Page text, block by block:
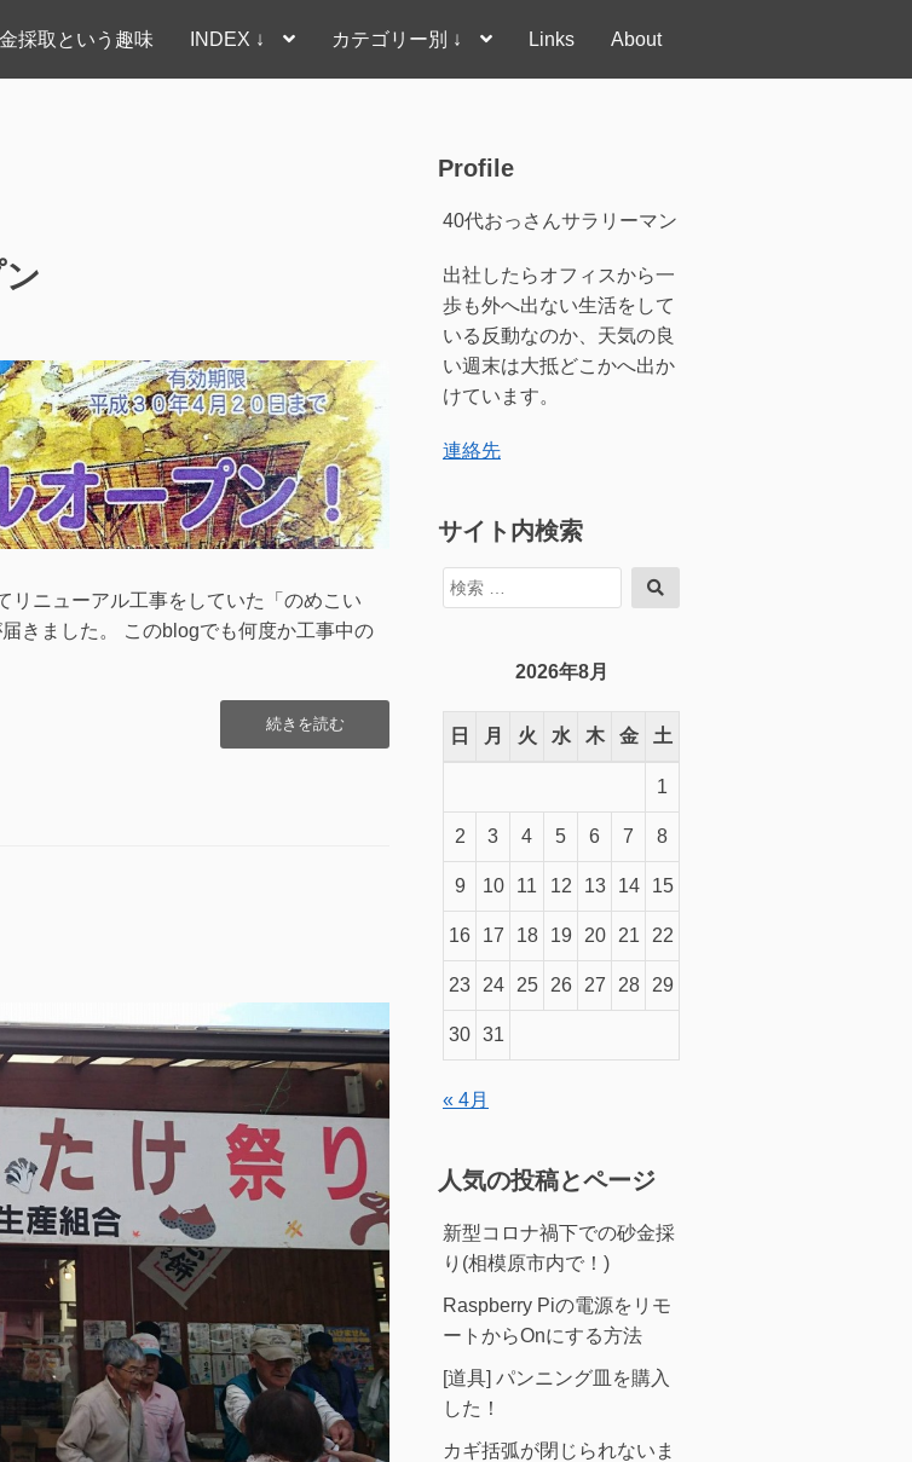
採取という趣味 INDEX ↓ カテゴリー別 ↓ Links About
リニューアル工事をしていた「のめこい
きました。 このblogでも何度か工事中の
“の
め
プ
ン”の
続きを読む
Profile
40代おっさんサラリーマン
出社したらオフィスから一
歩も外へ出ない生活をして
いる反動なのか、天気の良
い週末は大抵どこかへ出か
けています。
連絡先
サイト内検索
検
索
索
2026年8月
日 月 火 水 木 金 土
1
2 3 4 5 6 7 8
9 10 11 12 13 14 15
16 17 18 19 20 21 22
23 24 25 26 27 28 29
30 31
« 4月
人気の投稿とページ
新型コロナ禍下での砂金採
り(相模原市内で！)
Raspberry Piの電源をリモ
ートからOnにする方法
[道具] パンニング皿を購入
した！
カギ括弧が閉じられないま